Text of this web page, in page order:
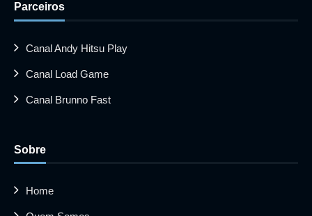
Parceiros
Canal Andy Hitsu Play
Canal Load Game
Canal Brunno Fast
Sobre
Home